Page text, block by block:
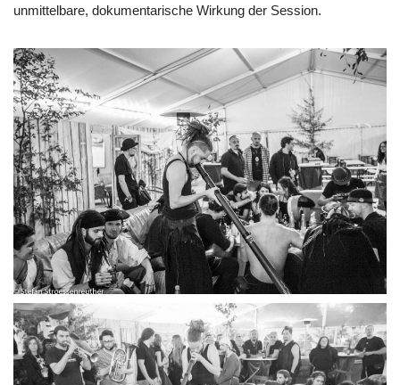
unmittelbare, dokumentarische Wirkung der Session.